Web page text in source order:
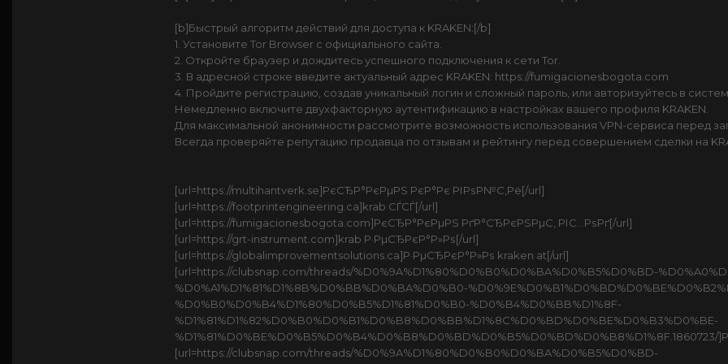
[b]Быстрый алгоритм действий для доступа к KRAKEN:[/b]
1. Установите Tor Browser с официального сайта.
2. Откройте браузер и дождитесь успешного подключения к сети Tor.
3. В адресной строке введите актуальный адрес KRAKEN: https://fumigacionesbogota.com
4. Пройдите регистрацию, создав уникальный логин и сложный пароль, или авторизуйтесь в
Немедленно включите двухфакторную аутентификацию в настройках вашего профиля KRAKEN.
Для максимальной анонимности рассмотрите возможность использования VPN-сервиса перед
Всегда проверяйте репутацию продавца по отзывам и рейтингу перед совершением сделки на
[url=https://multihantverk.se]РєСЂР°РєРµРЅ РєР°Рє РІРѕР№С‚Рё[/url]
[url=https://footprintengineering.ca]krab СЃСЃ[/url]
[url=https://fumigacionesbogota.com]РєСЂР°РєРµРЅ РґР°СЂРєРЅРµС‚ РІС…РѕРґ[/url]
[url=https://grt-instrument.com]krab Р·РµСЂРєР°Р»Рѕ[/url]
[url=https://globalimprovementsolutions.ca]Р·РµСЂРєР°Р»Рѕ kraken at[/url]
[url=https://clubsnap.com/threads/%D0%9A%D1%80%D0%B0%D0%BA%D0%B5%D0%BD-
%D0%A1%D1%81%D1%8B%D0%BB%D0%BA%D0%B0-
%D0%B0%D0%B4%D1%80%D0%B5%D1%81%D0%B0-%D0%B4%D0%BB%D1%8F-
%D1%81%D1%82%D0%B0%D0%B1%D0%B8%D0%BB%D1%8C%D0%BD%D0%BE%D0%B3%D0%BE-
[url=https://clubsnap.com/threads/%D0%9A%D1%80%D0%B0%D0%BA%D0%B5%D0%BD-